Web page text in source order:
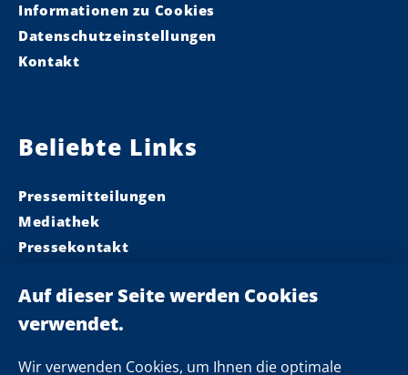
Wir verwenden Cookies, um Ihnen die optimale
Informationen zu Cookies
Datenschutzeinstellungen
Kontakt
Beliebte Links
Pressemitteilungen
Mediathek
Pressekontakt
Landeskabinett
Einsamkeit